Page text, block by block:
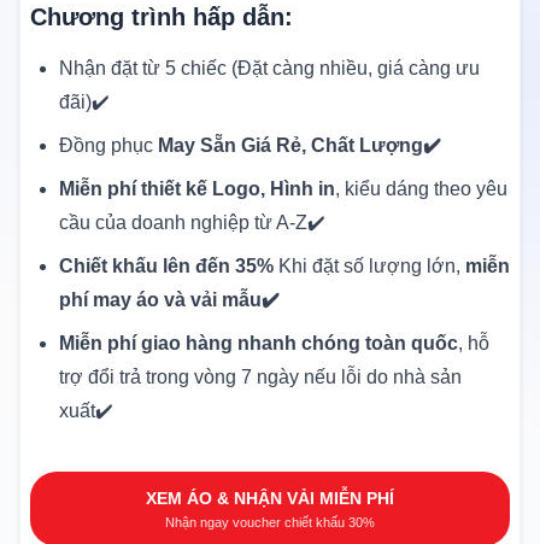
Chương trình hấp dẫn:
Nhận đặt từ 5 chiếc (Đặt càng nhiều, giá càng ưu
đãi)✔️
Đồng phục May Sẵn Giá Rẻ, Chất Lượng✔️
Miễn phí thiết kế Logo, Hình in, kiểu dáng theo yêu
cầu của doanh nghiệp từ A-Z✔️
Chiết khấu lên đến 35% Khi đặt số lượng lớn, miễn
phí may áo và vải mẫu✔️
Miễn phí giao hàng nhanh chóng toàn quốc, hỗ
trợ đổi trả trong vòng 7 ngày nếu lỗi do nhà sản
xuất✔️
XEM ÁO & NHẬN VẢI MIỄN PHÍ
Nhận ngay voucher chiết khấu 30%